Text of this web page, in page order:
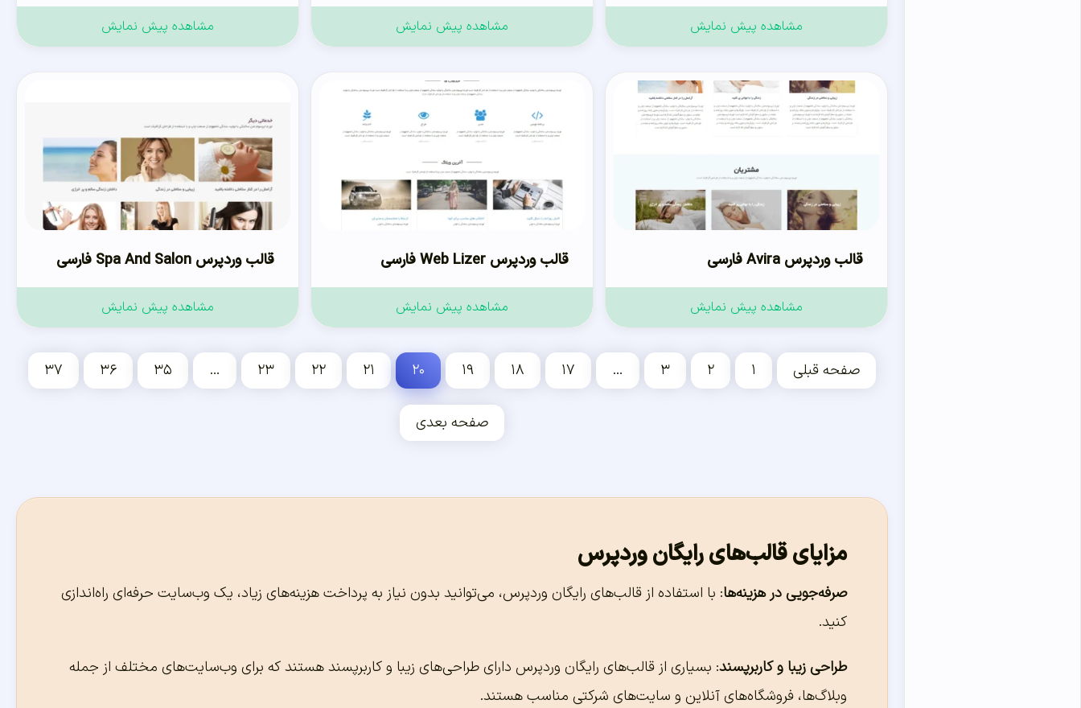
مشاهده پیش نمایش مشاهده پیش نمایش مشاهده پیش نمایش
قالب وردپرس Avira فارسی
مشاهده پیش نمایش
قالب وردپرس Web Lizer فارسی
مشاهده پیش نمایش
قالب وردپرس Spa And Salon فارسی
مشاهده پیش نمایش
صفحه قبلی ۱ ۲ ۳ … ۱۷ ۱۸ ۱۹ ۲۰ ۲۱ ۲۲ ۲۳ … ۳۵ ۳۶ ۳۷
صفحه بعدی
مزایای قالب‌های رایگان وردپرس
صرفه‌جویی در هزینه‌ها: با استفاده از قالب‌های رایگان وردپرس، می‌توانید بدون نیاز به پرداخت هزینه‌های زیاد، یک وب‌سایت حرفه‌ای راه‌اندازی
کنید.
طراحی زیبا و کاربرپسند: بسیاری از قالب‌های رایگان وردپرس دارای طراحی‌های زیبا و کاربرپسند هستند که برای وب‌سایت‌های مختلف از جمله
وبلاگ‌ها، فروشگاه‌های آنلاین و سایت‌های شرکتی مناسب هستند.